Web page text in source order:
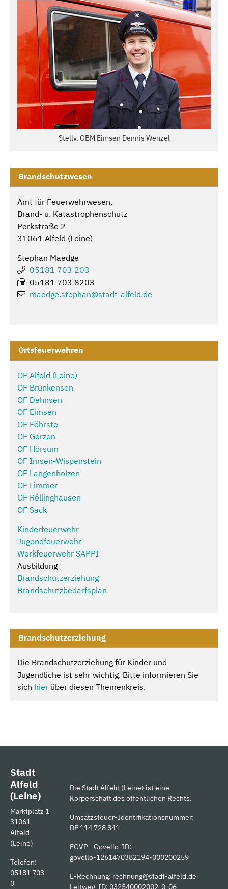
Stellv. OBM Eimsen Dennis Wenzel
Brandschutzwesen
Amt für Feuerwehrwesen,
Brand- u. Katastrophenschutz
Perkstraße 2
31061 Alfeld (Leine)
Stephan Maedge
05181 703 203
05181 703 8203
maedge.stephan@stadt-alfeld.de
Ortsfeuerwehren
OF Alfeld (Leine)
OF Brunkensen
OF Dehnsen
OF Eimsen
OF Föhrste
OF Gerzen
OF Hörsum
OF Imsen-Wispenstein
OF Langenholzen
OF Limmer
OF Röllinghausen
OF Sack
Kinderfeuerwehr
Jugendfeuerwehr
Werkfeuerwehr SAPPI
Ausbildung
Brandschutzerziehung
Brandschutzbedarfsplan
Brandschutzerziehung
Die Brandschutzerziehung für Kinder und
Jugendliche ist sehr wichtig. Bitte informieren Sie
sich hier über diesen Themenkreis.
Stadt
Alfeld
(Leine)
Marktplatz 1
31061
Alfeld
(Leine)
Telefon:
05181 703-
0
Die Stadt Alfeld (Leine) ist eine
Körperschaft des öffentlichen Rechts.
Umsatzsteuer-Identifikationsnummer:
DE 114 728 841
EGVP - Govello-ID:
govello-1261470382194-000200259
E-Rechnung: rechnung@stadt-alfeld.de
Leitweg-ID: 032540002002-0-06